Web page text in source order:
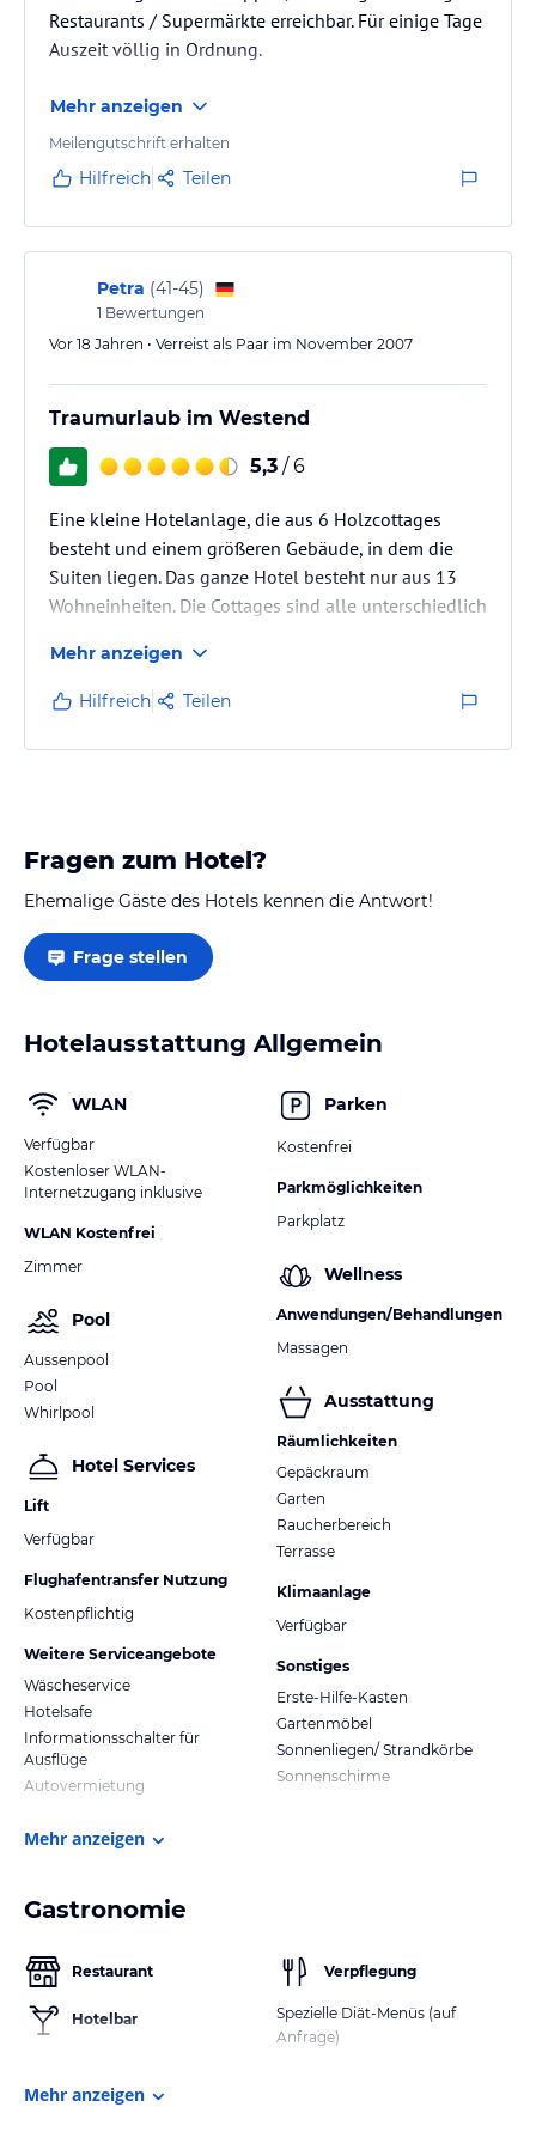
Restaurants / Supermärkte erreichbar. Für einige Tage
Auszeit völlig in Ordnung.
Mehr anzeigen
Meilengutschrift erhalten
Hilfreich Teilen
Petra (41-45)
1 Bewertungen
Vor 18 Jahren • Verreist als Paar im November 2007
Traumurlaub im Westend
5,3 / 6
Eine kleine Hotelanlage, die aus 6 Holzcottages
besteht und einem größeren Gebäude, in dem die
Suiten liegen. Das ganze Hotel besteht nur aus 13
Wohneinheiten. Die Cottages sind alle unterschiedlich
teilweise für 4 Personen (2 Schlafzimmer), die Suiten
haben außerdem Wohnraum und Küche, die Cottages
zumindestens Kühlschrank und Mikrowelle. Wir
waren die einzigen deutschen Gäste, ansonsten
Mehr anzeigen
Hilfreich Teilen
Fragen zum Hotel?
Ehemalige Gäste des Hotels kennen die Antwort!
Frage stellen
Hotelausstattung Allgemein
WLAN
Verfügbar
Kostenloser WLAN-
Internetzugang inklusive
WLAN Kostenfrei
Zimmer
Pool
Aussenpool
Pool
Whirlpool
Hotel Services
Lift
Verfügbar
Flughafentransfer Nutzung
Kostenpflichtig
Weitere Serviceangebote
Wäscheservice
Hotelsafe
Informationsschalter für
Ausflüge
Autovermietung
Parken
Kostenfrei
Parkmöglichkeiten
Parkplatz
Wellness
Anwendungen/Behandlungen
Massagen
Ausstattung
Räumlichkeiten
Gepäckraum
Garten
Raucherbereich
Terrasse
Klimaanlage
Verfügbar
Sonstiges
Erste-Hilfe-Kasten
Gartenmöbel
Sonnenliegen/ Strandkörbe
Sonnenschirme
Mehr anzeigen
Gastronomie
Restaurant
Hotelbar
Verpflegung
Spezielle Diät-Menüs (auf
Anfrage)
Mehr anzeigen